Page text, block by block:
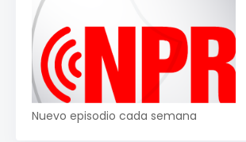
Nuevo episodio cada semana